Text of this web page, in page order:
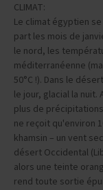
CLIMAT:
Le climat égyptien
part les mois de
le nord, les
méditerranéenne
50°C !). Dans le
le jour, glacial la
plus de
ne reçoit qu'environ
khamsin – un vent
désert Occidental
alors une teinte
rend toute sortie